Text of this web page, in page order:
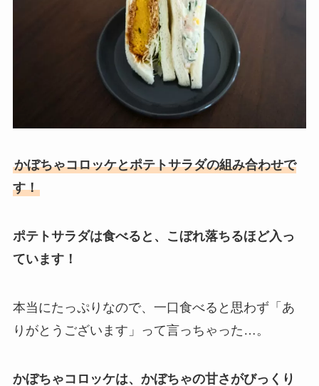
かぼちゃコロッケとポテトサラダの組み合わせで
す！
ポテトサラダは食べると、こぼれ落ちるほど入っ
ています！
本当にたっぷりなので、一口食べると思わず「あ
りがとうございます」って言っちゃった…。
かぼちゃコロッケは、かぼちゃの甘さがびっくり